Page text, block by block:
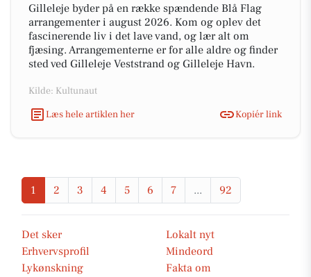
Gilleleje byder på en række spændende Blå Flag
arrangementer i august 2026. Kom og oplev det
fascinerende liv i det lave vand, og lær alt om
fjæsing. Arrangementerne er for alle aldre og finder
sted ved Gilleleje Veststrand og Gilleleje Havn.
Kilde: Kultunaut
Læs hele artiklen her
Kopiér link
1 2 3 4 5 6 7 ... 92
Det sker
Lokalt nyt
Erhvervsprofil
Mindeord
Lykønskning
Fakta om